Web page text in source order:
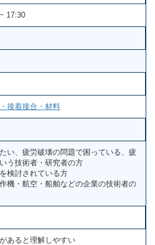
17:30
接着接合・材料
い、疲労破壊の問題で困っている、疲
う技術者・研究者の方
検討されている方
機・航空・船舶などの企業の技術者の
あると理解しやすい